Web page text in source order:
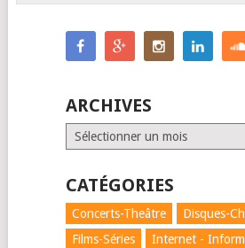
ARCHIVES
Archives
CATÉGORIES
Concerts-Theâtre
Disques-
Films-Séries
Internet -